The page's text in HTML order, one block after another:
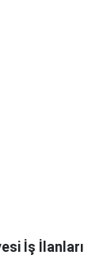
İş İlanları